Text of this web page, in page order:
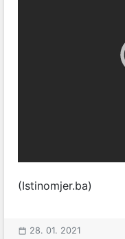
(Istinomjer.ba)
28. 01. 2021